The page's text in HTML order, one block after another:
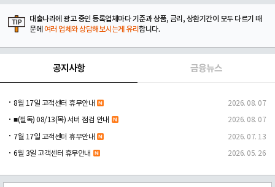
대출나라에 광고 중인 등록업체마다 기준과 상품, 금리, 상환기간이 모두 다르기 때
문에 여러 업체와 상담해보시는게 유리합니다.
공지사항 금융뉴스
8월 17일 고객센터 휴무안내 2026. 08. 07
■(필독) 08/13(목) 서버 점검 안내 2026. 08. 07
7월 17일 고객센터 휴무안내 2026. 07. 13
6월 3일 고객센터 휴무안내 2026. 05. 26